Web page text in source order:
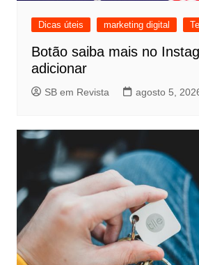
Dicas úteis marketing digital
Botão saiba mais no
adicionar
SB em Revista agosto 5,